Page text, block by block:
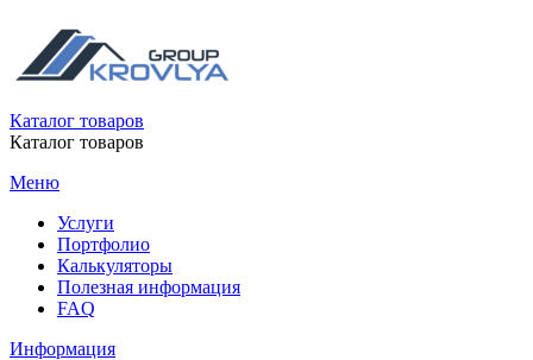
Каталог товаров
Каталог товаров
Меню
Услуги
Портфолио
Калькуляторы
Полезная информация
FAQ
Информация